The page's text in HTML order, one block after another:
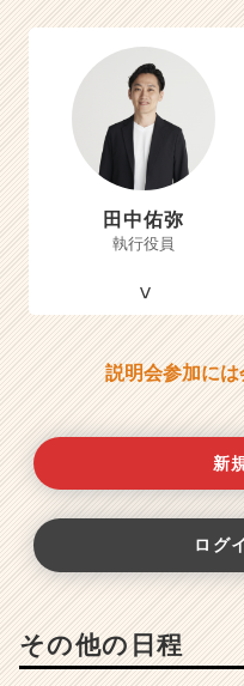
田中佑弥
執行役員
説明会参加には
新
ログ
その他の日程